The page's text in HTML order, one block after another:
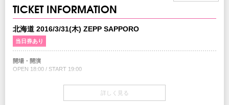
TICKET INFORMATION
北海道 2016/3/31(木) ZEPP SAPPORO
当日券あり
開場・開演
OPEN 18:00 / START 19:00
1Fスタンディング￥8,000-(税込/1Drink別) / 2F指定席￥9,000-(税込/1Drink別)
詳しく見る